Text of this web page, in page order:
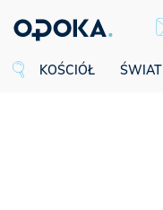
KOŚCIÓŁ ŚWIAT